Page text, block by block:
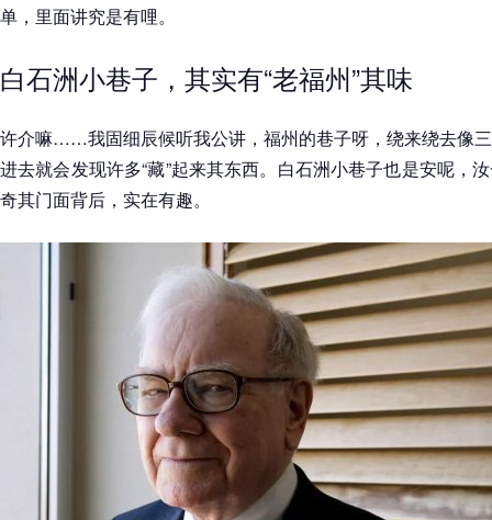
单，里面讲究是有哩。
白石洲小巷子，其实有“老福州”其味
许介嘛……我固细辰候听我公讲，福州的巷子呀，绕来绕去像
进去就会发现许多“藏”起来其东西。白石洲小巷子也是安呢，
奇其门面背后，实在有趣。